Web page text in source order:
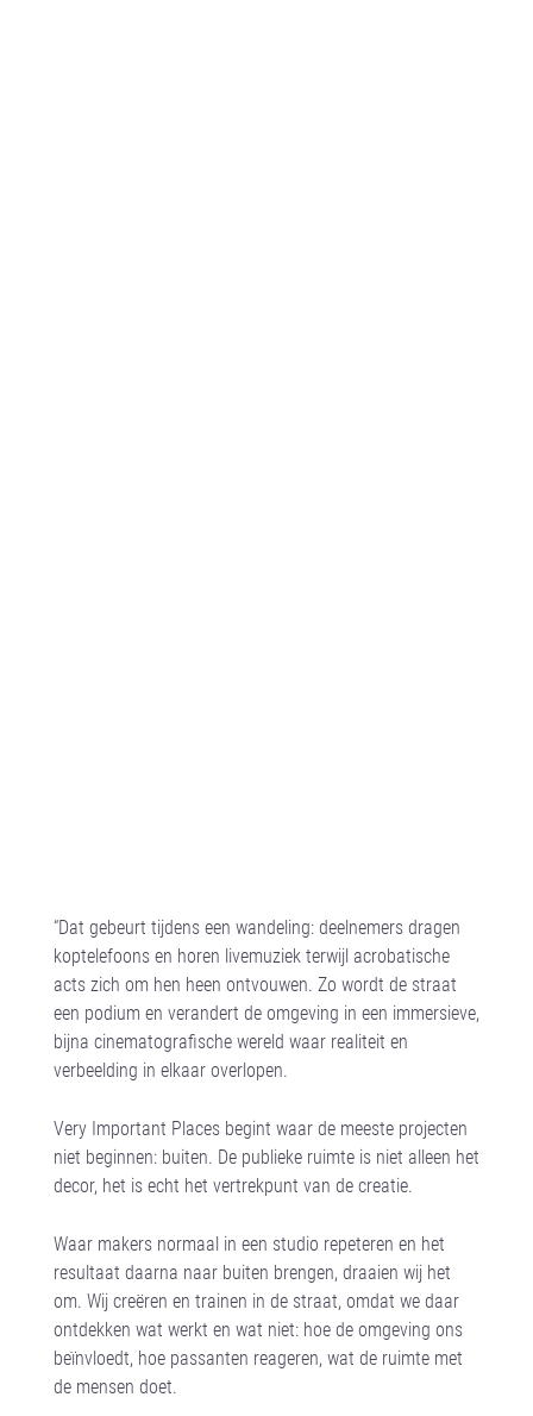
“Dat gebeurt tijdens een wandeling: deelnemers dragen
koptelefoons en horen livemuziek terwijl acrobatische
acts zich om hen heen ontvouwen. Zo wordt de straat
een podium en verandert de omgeving in een immersieve,
bijna cinematografische wereld waar realiteit en
verbeelding in elkaar overlopen.
Very Important Places begint waar de meeste projecten
niet beginnen: buiten. De publieke ruimte is niet alleen het
decor, het is echt het vertrekpunt van de creatie.
Waar makers normaal in een studio repeteren en het
resultaat daarna naar buiten brengen, draaien wij het
om. Wij creëren en trainen in de straat, omdat we daar
ontdekken wat werkt en wat niet: hoe de omgeving ons
beïnvloedt, hoe passanten reageren, wat de ruimte met
de mensen doet.